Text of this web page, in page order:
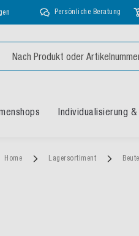
Persönliche Beratung
Individualisierung
Home Lagersortiment Beutel